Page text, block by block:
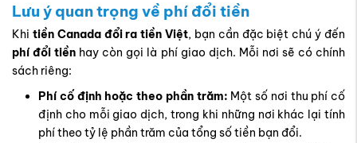
Lưu ý quan trọng về phí đổi tiền
Khi tiền Canada đổi ra tiền Việt, bạn cần đặc biệt chú ý đến
phí đổi tiền hay còn gọi là phí giao dịch. Mỗi nơi sẽ có chính
sách riêng:
Phí cố định hoặc theo phần trăm: Một số nơi thu phí cố
định cho mỗi giao dịch, trong khi những nơi khác lại tính
phí theo tỷ lệ phần trăm của tổng số tiền bạn đổi.